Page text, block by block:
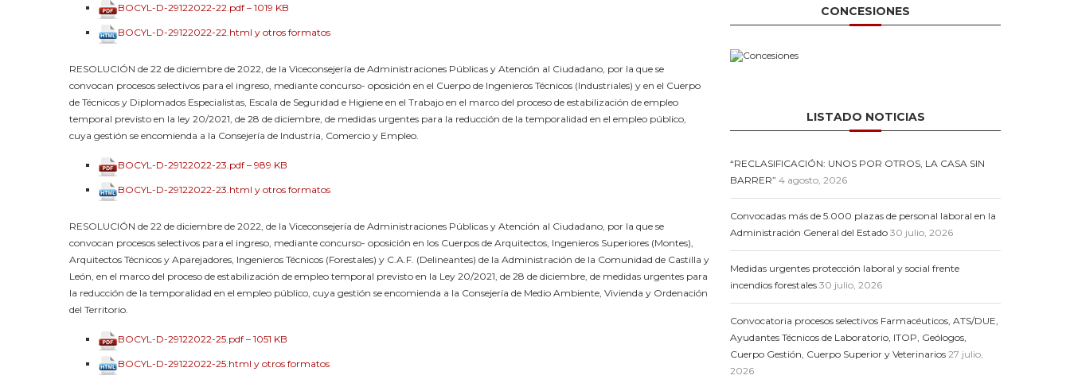
BOCYL-D-29122022-22.pdf – 1019 KB
BOCYL-D-29122022-22.html y otros formatos
RESOLUCIÓN de 22 de diciembre de 2022, de la Viceconsejería de Administraciones Públicas y Atención al Ciudadano, por la que se
convocan procesos selectivos para el ingreso, mediante concurso- oposición en el Cuerpo de Ingenieros Técnicos (Industriales) y en el Cuerpo
de Técnicos y Diplomados Especialistas, Escala de Seguridad e Higiene en el Trabajo en el marco del proceso de estabilización de empleo
temporal previsto en la ley 20/2021, de 28 de diciembre, de medidas urgentes para la reducción de la temporalidad en el empleo público,
cuya gestión se encomienda a la Consejería de Industria, Comercio y Empleo.
BOCYL-D-29122022-23.pdf – 989 KB
BOCYL-D-29122022-23.html y otros formatos
RESOLUCIÓN de 22 de diciembre de 2022, de la Viceconsejería de Administraciones Públicas y Atención al Ciudadano, por la que se
convocan procesos selectivos para el ingreso, mediante concurso- oposición en los Cuerpos de Arquitectos, Ingenieros Superiores (Montes),
Arquitectos Técnicos y Aparejadores, Ingenieros Técnicos (Forestales) y C.A.F. (Delineantes) de la Administración de la Comunidad de Castilla y
León, en el marco del proceso de estabilización de empleo temporal previsto en la Ley 20/2021, de 28 de diciembre, de medidas urgentes para
la reducción de la temporalidad en el empleo público, cuya gestión se encomienda a la Consejería de Medio Ambiente, Vivienda y Ordenación
del Territorio.
BOCYL-D-29122022-25.pdf – 1051 KB
BOCYL-D-29122022-25.html y otros formatos
CONCESIONES
LISTADO NOTICIAS
“RECLASIFICACIÓN: UNOS POR OTROS, LA CASA SIN
BARRER” 4 agosto, 2026
Convocadas más de 5.000 plazas de personal laboral en la
Administración General del Estado 30 julio, 2026
Medidas urgentes protección laboral y social frente
incendios forestales 30 julio, 2026
Convocatoria procesos selectivos Farmacéuticos, ATS/DUE,
Ayudantes Técnicos de Laboratorio, ITOP, Geólogos,
Cuerpo Gestión, Cuerpo Superior y Veterinarios 27 julio,
2026